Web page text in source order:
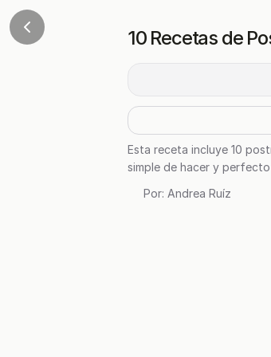
10 Recetas de
Esta receta incluye 10
simple de hacer y
Por: Andrea Ruíz